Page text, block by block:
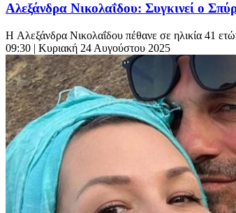
Αλεξάνδρα Νικολαΐδου: Συγκινεί ο
H Αλεξάνδρα Νικολαΐδου πέθανε σε ηλικία 41
09:30 | Κυριακή 24 Αυγούστου 2025